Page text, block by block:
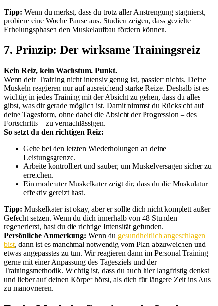
Tipp: Wenn du merkst, dass du trotz aller Anstrengung stagnierst,
probiere eine Woche Pause aus. Studien zeigen, dass gezielte
Erholungsphasen den Muskelaufbau fördern können.
7. Prinzip: Der wirksame Trainingsreiz
Kein Reiz, kein Wachstum. Punkt.
Wenn dein Training nicht intensiv genug ist, passiert nichts. Deine
Muskeln reagieren nur auf ausreichend starke Reize. Deshalb ist es
wichtig in jedes Training mit der Absicht zu gehen, dass du alles
gibst, was dir gerade möglich ist. Damit nimmst du Rücksicht auf
deine Tagesform, ohne dabei die Absicht der Progression – des
Fortschritts – zu vernachlässigen.
So setzt du den richtigen Reiz:
Gehe bei den letzten Wiederholungen an deine
Leistungsgrenze.
Arbeite kontrolliert und sauber, um Muskelversagen sicher zu
erreichen.
Ein moderater Muskelkater zeigt dir, dass du die Muskulatur
effektiv gereizt hast.
Tipp: Muskelkater ist okay, aber er sollte dich nicht komplett außer
Gefecht setzen. Wenn du dich innerhalb von 48 Stunden
regenerierst, hast du die richtige Intensität gefunden.
Persönliche Anmerkung: Wenn du gesundheitlich angeschlagen
bist, dann ist es manchmal notwendig vom Plan abzuweichen und
etwas angepasstes zu tun. Wir reagieren dann im Personal Training
gerne mit einer Anpassung des Tagesziels und der
Trainingsmethodik. Wichtig ist, dass du auch hier langfristig denkst
und lieber auf deinen Körper hörst, als dich für längere Zeit ins Aus
zu manövrieren.